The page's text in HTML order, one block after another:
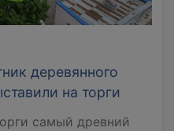
деревянного
на торги
самый древний